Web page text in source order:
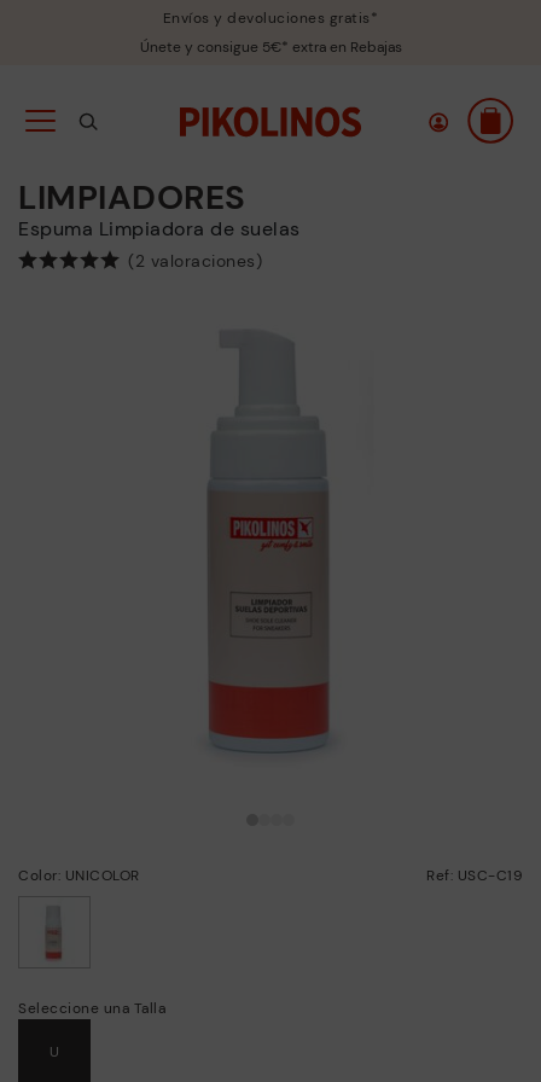
Envíos y devoluciones gratis*
Únete y consigue 5€* extra en Rebajas
LIMPIADORES
Espuma Limpiadora de suelas
(2 valoraciones)
Color: UNICOLOR Ref: USC-C19
Seleccione una Talla
U